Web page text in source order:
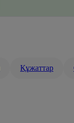
Құжаттар